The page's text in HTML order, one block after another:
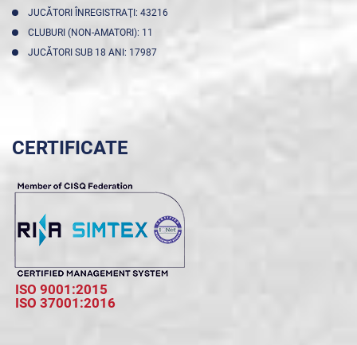
JUCĂTORI ÎNREGISTRAŢI: 43216
CLUBURI (NON-AMATORI): 11
JUCĂTORI SUB 18 ANI: 17987
CERTIFICATE
ISO 9001:2015
ISO 37001:2016